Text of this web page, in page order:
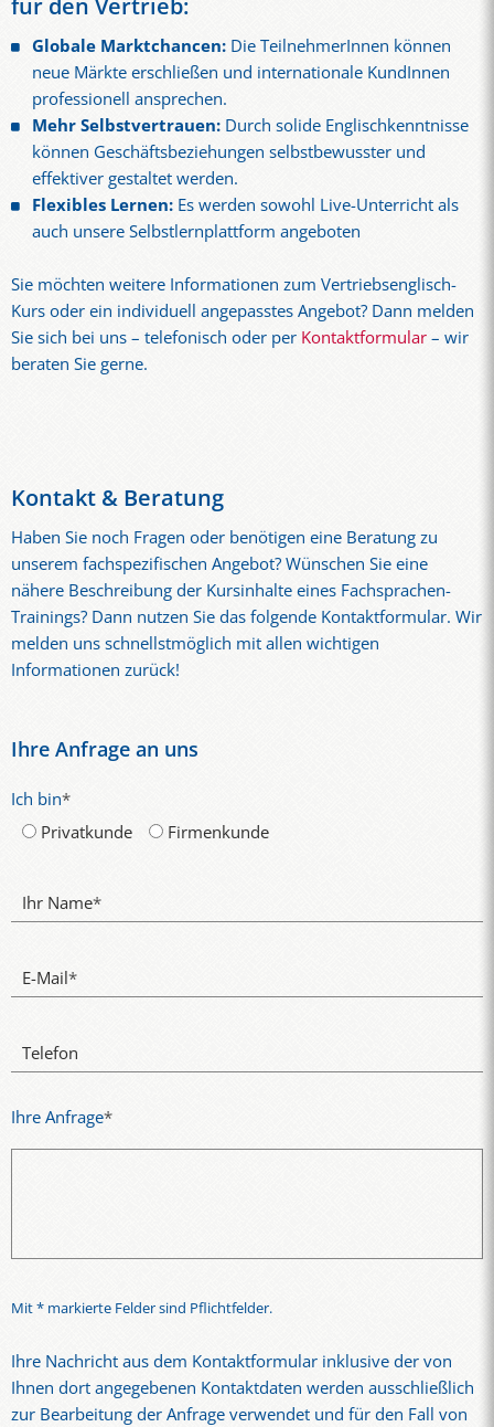
Globale Marktchancen: Die TeilnehmerInnen können
neue Märkte erschließen und internationale KundInnen
professionell ansprechen.
Mehr Selbstvertrauen: Durch solide Englischkenntnisse
können Geschäftsbeziehungen selbstbewusster und
effektiver gestaltet werden.
Flexibles Lernen: Es werden sowohl Live-Unterricht als
auch unsere Selbstlernplattform angeboten
Sie möchten weitere Informationen zum Vertriebsenglisch-
Kurs oder ein individuell angepasstes Angebot? Dann melden
Sie sich bei uns – telefonisch oder per Kontaktformular– wir
beraten Sie gerne.
Kontakt & Beratung
Haben Sie noch Fragen oder benötigen eine Beratung zu
unserem fachspezifischen Angebot? Wünschen Sie eine
nähere Beschreibung der Kursinhalte eines Fachsprachen-
Trainings? Dann nutzen Sie das folgende Kontaktformular. Wir
melden uns schnellstmöglich mit allen wichtigen
Informationen zurück!
Ihre Anfrage an uns
Ich bin*
Privatkunde
Firmenkunde
Ihr Name*
E-Mail*
Telefon
Ihre Anfrage*
Mit * markierte Felder sind Pflichtfelder.
Ihre Nachricht aus dem Kontaktformular inklusive der von
Ihnen dort angegebenen Kontaktdaten werden ausschließlich
zur Bearbeitung der Anfrage verwendet und für den Fall von